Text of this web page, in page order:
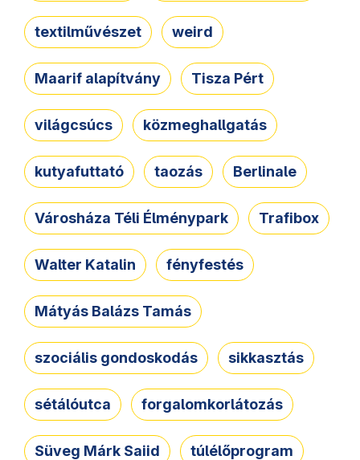
textilművészet weird
Maarif alapítvány Tisza Pért
világcsúcs közmeghallgatás
kutyafuttató taozás Berlinale
Városháza Téli Élménypark Trafibox
Walter Katalin fényfestés
Mátyás Balázs Tamás
szociális gondoskodás sikkasztás
sétálóutca forgalomkorlátozás
Süveg Márk Saiid túlélőprogram